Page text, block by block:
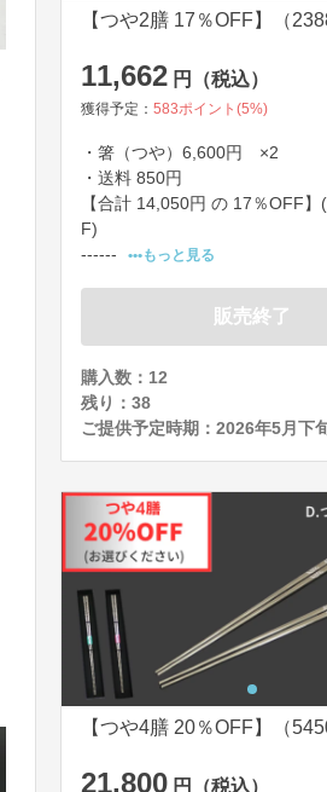
【つや2膳 17％OFF】（
11,662 円（税込）
獲得予定： 583ポイント(5%)
・箸（つや）6,600円　×2
・送料 850円
【合計 14,050円 の 17％OFF
F)
------
•••もっと見る
販売終了
購入数：12
残り： 38
ご提供予定時期： 2026年5月下
【つや4膳 20％OFF】（
21,800 円（税込）